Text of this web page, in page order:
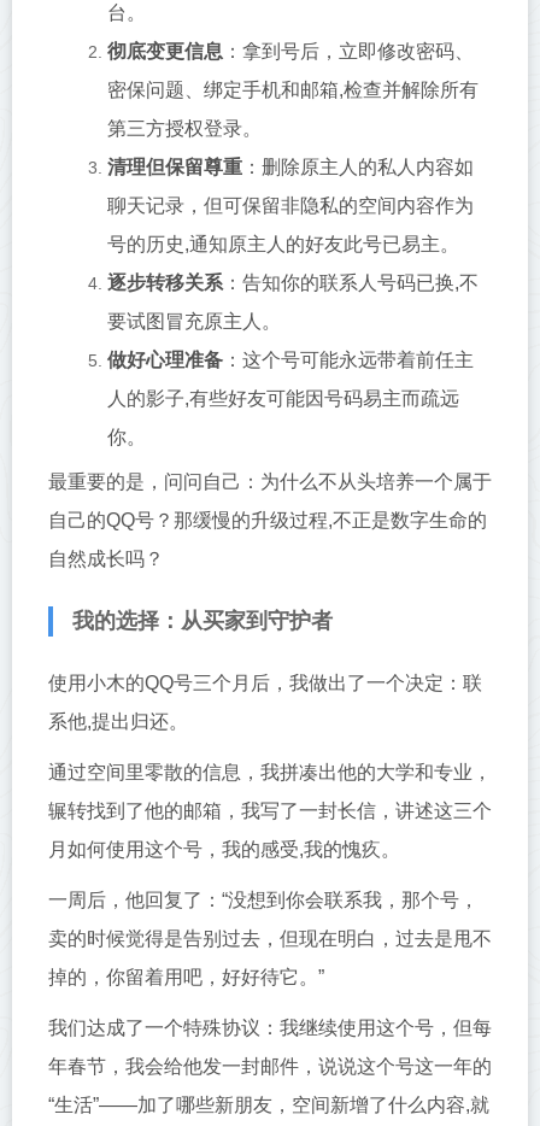
台。
彻底变更信息 ：拿到号后，立即修改密码、
密保问题、绑定手机和邮箱,检查并解除所有
第三方授权登录。
清理但保留尊重 ：删除原主人的私人内容如
聊天记录，但可保留非隐私的空间内容作为
号的历史,通知原主人的好友此号已易主。
逐步转移关系 ：告知你的联系人号码已换,不
要试图冒充原主人。
做好心理准备 ：这个号可能永远带着前任主
人的影子,有些好友可能因号码易主而疏远
你。
最重要的是，问问自己：为什么不从头培养一个属于
自己的QQ号？那缓慢的升级过程,不正是数字生命的
自然成长吗？
我的选择：从买家到守护者
使用小木的QQ号三个月后，我做出了一个决定：联
系他,提出归还。
通过空间里零散的信息，我拼凑出他的大学和专业，
辗转找到了他的邮箱，我写了一封长信，讲述这三个
月如何使用这个号，我的感受,我的愧疚。
一周后，他回复了：“没想到你会联系我，那个号，
卖的时候觉得是告别过去，但现在明白，过去是甩不
掉的，你留着用吧，好好待它。”
我们达成了一个特殊协议：我继续使用这个号，但每
年春节，我会给他发一封邮件，说说这个号这一年的
“生活”——加了哪些新朋友，空间新增了什么内容,就